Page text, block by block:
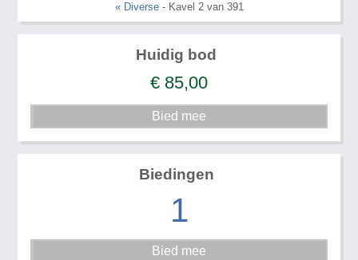
« Diverse- Kavel 2 van 391
Huidig bod
€ 85,00
Biedingen
1